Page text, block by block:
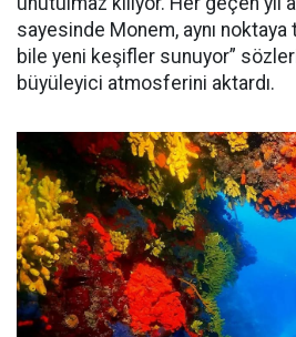
sayesinde Monem, aynı
bile yeni keşifler sunuyor”
büyüleyici atmosferini aktardı.